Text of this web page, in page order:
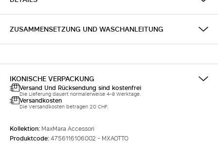
ZUSAMMENSETZUNG UND WASCHANLEITUNG
IKONISCHE VERPACKUNG
Versand Und Rücksendung sind kostenfrei
Die Lieferung dauert normalerweise 4-8 Werktage.
Versandkosten
Die Versandkosten betragen 20 CHF.
Kollektion: MaxMara Accessori
Produktcode:4756116106002 - MXAOTTO